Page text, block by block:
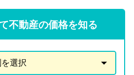
不動産の価格を知る